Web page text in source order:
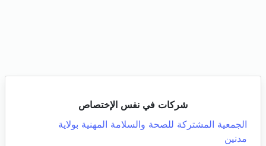
شركات في نفس الإختصاص
الجمعية المشتركة للصحة والسلامة المهنية بولاية
مدنين